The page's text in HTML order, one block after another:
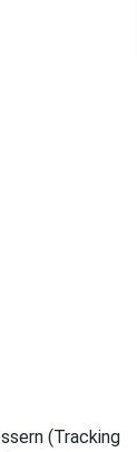
(Tracking